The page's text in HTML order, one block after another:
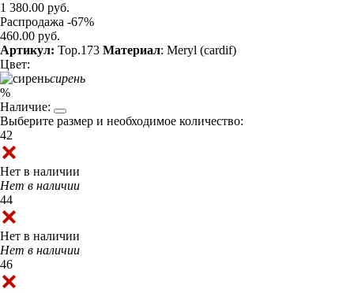
1 380.00 руб.
Распродажа -67%
460.00 руб.
Артикул: Top.173 Материал: Meryl (cardif)
Цвет:
сирень
%
Наличие:
Выберите размер и необходимое количество:
42
Нет в наличии
Нет в наличии
44
Нет в наличии
Нет в наличии
46